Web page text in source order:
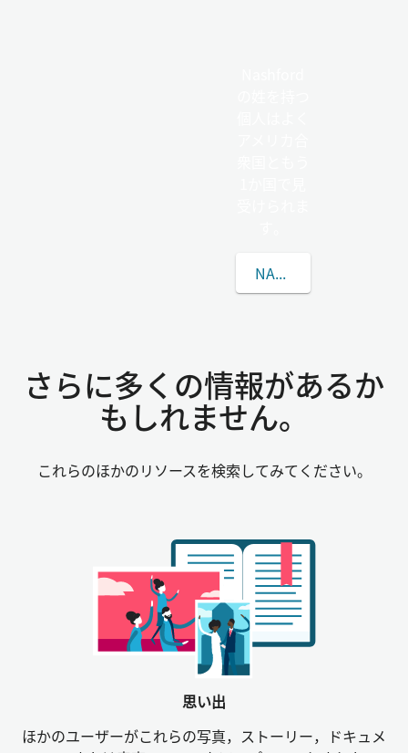
NASHFORDの姓につ
さらに多くの情報があるか
もしれません。
これらのほかのリソースを検索してみてください。
思い出
ほかのユーザーがこれらの写真，ストーリー，ドキュメ